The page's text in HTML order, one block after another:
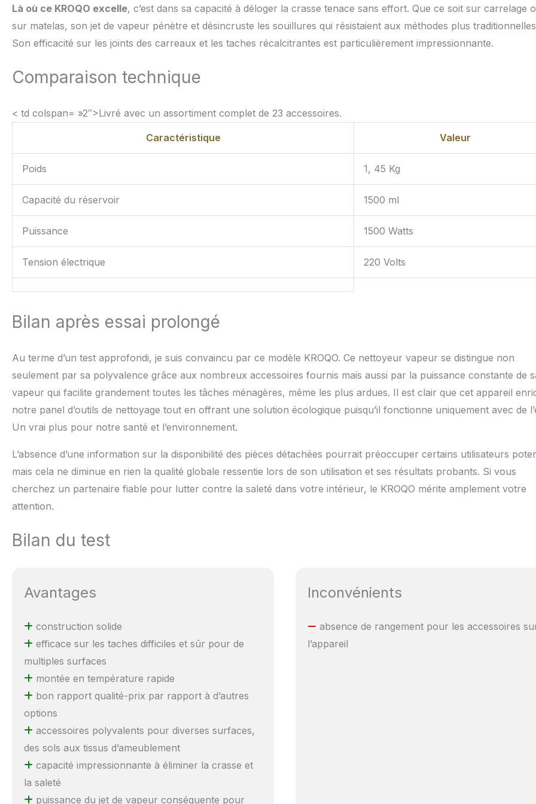
Là où ce KROQO excelle, c’est dans sa capacité à déloger la crasse tenace sans effort. Que ce soit sur carrelage
sur matelas, son jet de vapeur pénètre et désincruste les souillures qui résistaient aux méthodes plus
Son efficacité sur les joints des carreaux et les taches récalcitrantes est particulièrement impressionnante.
Comparaison technique
< td colspan= »2″>Livré avec un assortiment complet de 23 accessoires.
Caractéristique Valeur
Poids 1, 45 Kg
Capacité du réservoir 1500 ml
Puissance 1500 Watts
Tension électrique 220 Volts
Bilan après essai prolongé
Au terme d’un test approfondi, je suis convaincu par ce modèle KROQO. Ce nettoyeur vapeur se distingue non
seulement par sa polyvalence grâce aux nombreux accessoires fournis mais aussi par la puissance constante de
vapeur qui facilite grandement toutes les tâches ménagères, même les plus ardues. Il est clair que cet appareil
notre panel d’outils de nettoyage tout en offrant une solution écologique puisqu’il fonctionne uniquement avec de
Un vrai plus pour notre santé et l’environnement.
L’absence d’une information sur la disponibilité des pièces détachées pourrait préoccuper certains utilisateurs
mais cela ne diminue en rien la qualité globale ressentie lors de son utilisation et ses résultats probants. Si vous
cherchez un partenaire fiable pour lutter contre la saleté dans votre intérieur, le KROQO mérite amplement votre
attention.
Bilan du test
Avantages
construction solide
efficace sur les taches difficiles et sûr pour de
multiples surfaces
montée en température rapide
bon rapport qualité-prix par rapport à d’autres
options
accessoires polyvalents pour diverses surfaces,
des sols aux tissus d’ameublement
capacité impressionnante à éliminer la crasse et
la saleté
puissance du jet de vapeur conséquente pour
Inconvénients
absence de rangement pour les accessoires
l’appareil